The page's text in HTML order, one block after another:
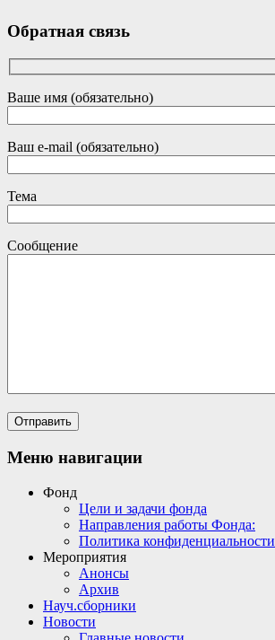
Обратная связь
Ваше имя (обязательно)
Ваш e-mail (обязательно)
Тема
Сообщение
Меню навигации
Фонд
Цели и задачи фонда
Направления работы Фонда:
Политика конфиденциальности
Мероприятия
Анонсы
Архив
Науч.сборники
Новости